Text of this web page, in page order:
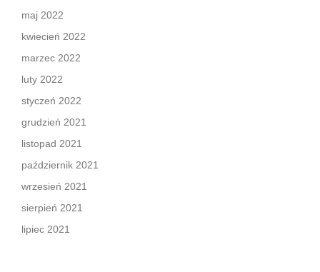
maj 2022
kwiecień 2022
marzec 2022
luty 2022
styczeń 2022
grudzień 2021
listopad 2021
październik 2021
wrzesień 2021
sierpień 2021
lipiec 2021